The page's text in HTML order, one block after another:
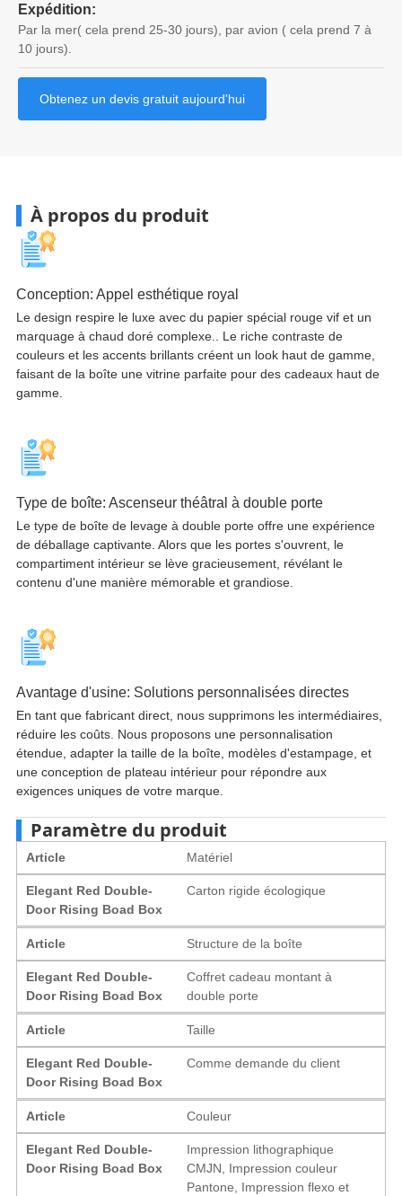
Expédition:
Par la mer( cela prend 25-30 jours), par avion ( cela prend 7 à
10 jours).
Obtenez un devis gratuit aujourd'hui
À propos du produit
Conception: Appel esthétique royal
Le design respire le luxe avec du papier spécial rouge vif et un
marquage à chaud doré complexe.. Le riche contraste de
couleurs et les accents brillants créent un look haut de gamme,
faisant de la boîte une vitrine parfaite pour des cadeaux haut de
gamme.
Type de boîte: Ascenseur théâtral à double porte
Le type de boîte de levage à double porte offre une expérience
de déballage captivante. Alors que les portes s'ouvrent, le
compartiment intérieur se lève gracieusement, révélant le
contenu d'une manière mémorable et grandiose.
Avantage d'usine: Solutions personnalisées directes
En tant que fabricant direct, nous supprimons les intermédiaires,
réduire les coûts. Nous proposons une personnalisation
étendue, adapter la taille de la boîte, modèles d'estampage, et
une conception de plateau intérieur pour répondre aux
exigences uniques de votre marque.
Paramètre du produit
Article Matériel
Elegant Red Double-
Door Rising Boad Box
Carton rigide écologique
Article Structure de la boîte
Elegant Red Double-
Door Rising Boad Box
Coffret cadeau montant à
double porte
Article Taille
Elegant Red Double-
Door Rising Boad Box
Comme demande du client
Article Couleur
Elegant Red Double-
Door Rising Boad Box
Impression lithographique
CMJN, Impression couleur
Pantone, Impression flexo et